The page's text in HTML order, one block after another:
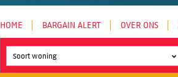
HOME BARGAIN ALERT OVER ONS
Soort woning